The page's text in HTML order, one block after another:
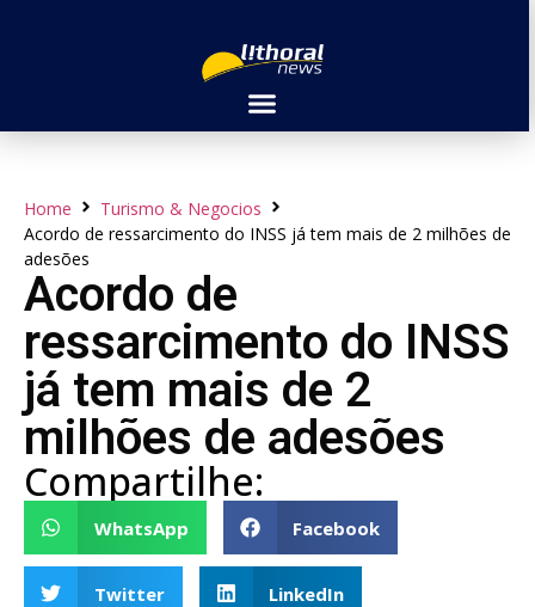
Home
Turismo & Negocios
Acordo de ressarcimento do INSS já tem mais de 2 milhões de
adesões
Acordo de
ressarcimento do INSS
já tem mais de 2
milhões de adesões
Compartilhe:
WhatsApp Facebook
Twitter LinkedIn